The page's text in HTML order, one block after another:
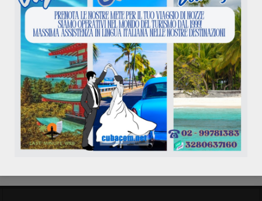
Last Minute Messico e
Giamaica
Giugno 05, 2018